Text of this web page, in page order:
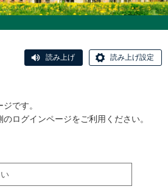
読み上げ 読み上げ設定
です。
ログインページをご利用ください。